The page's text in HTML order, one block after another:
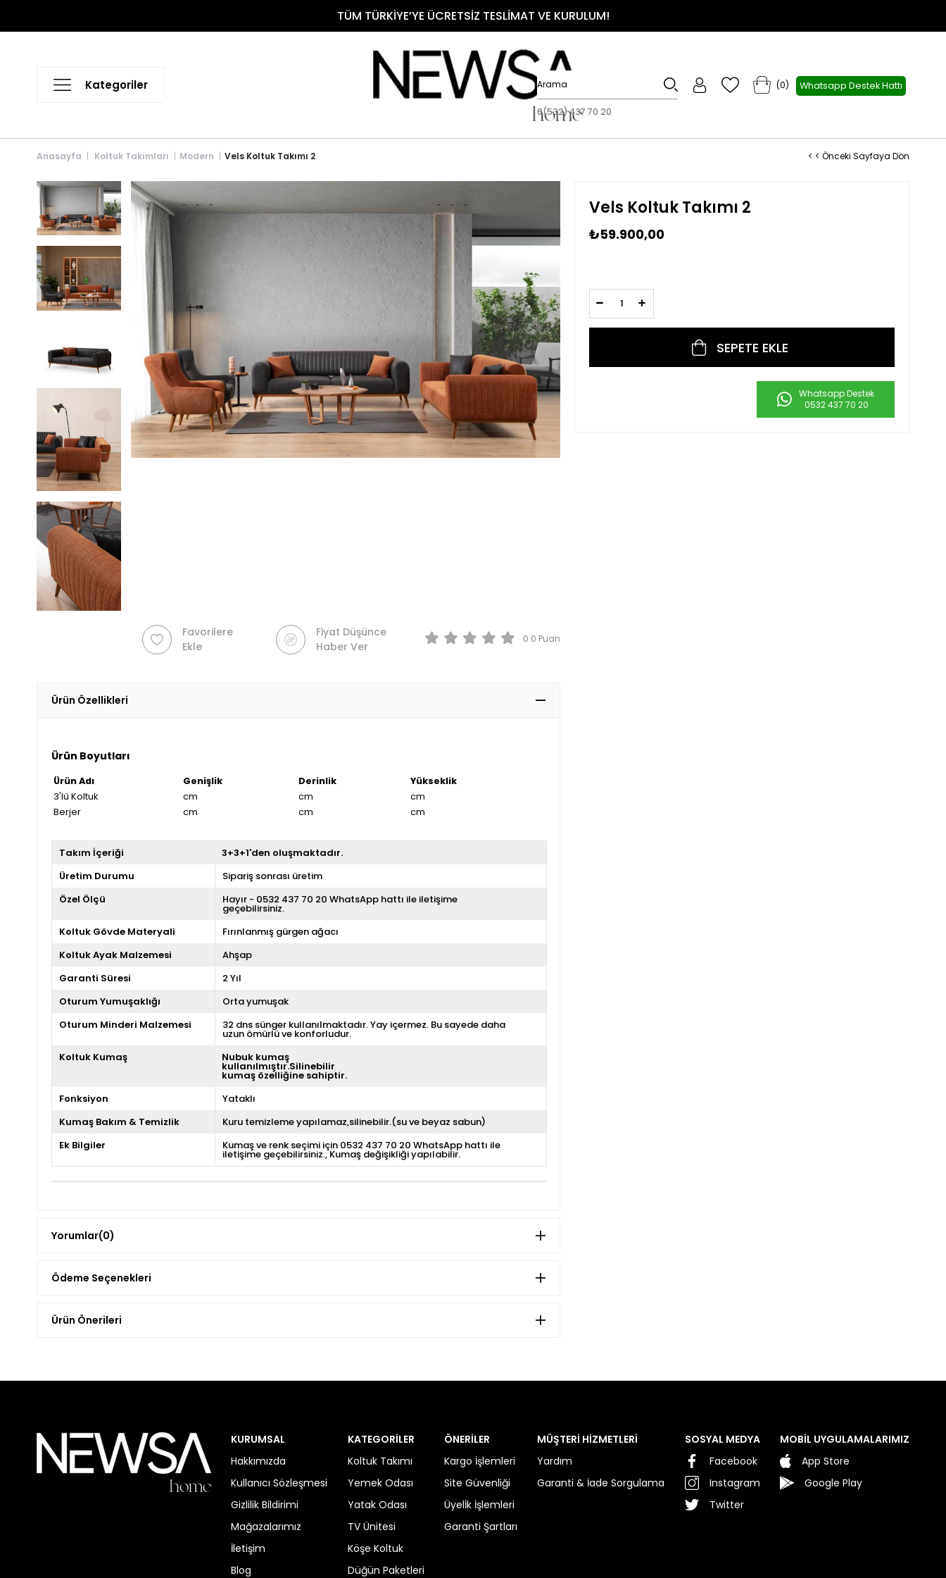
TÜM TÜRKİYE’YE ÜCRETSİZ TESLİMAT VE KURULUM!
0(532) 437 70 20
Whatsapp Destek Hattı
0
Anasayfa Koltuk Takımları Modern Vels Koltuk Takımı 2 < < Önceki Sayfaya Dön
Favorilere
Ekle
Fiyat Düşünce
Haber Ver
0.0
Ürün Özellikleri
Ürün Boyutları
Ürün Adı Genişlik Derinlik
Yükseklik
3'lü Koltuk
cm cm
cm
Berjer
cm cm cm
Takım İçeriği
3+3+1'den oluşmaktadır.
Üretim Durumu
Sipariş sonrası üretim
Özel Ölçü
Hayır - 0532 437 70 20 WhatsApp hattı ile iletişime
geçebilirsiniz.
Koltuk Gövde Materyali
Fırınlanmış gürgen ağacı
Koltuk Ayak Malzemesi
Ahşap
Garanti Süresi
2 Yıl
Oturum Yumuşaklığı
Orta yumuşak
Oturum Minderi Malzemesi
32 dns sünger kullanılmaktadır. Yay içermez. Bu sayede daha
uzun ömürlü ve konforludur.
Koltuk Kumaş
Nubuk kumaş
kullanılmıştır.Silinebilir
kumaş özelliğine sahiptir.
Fonksiyon
Yataklı
Kumaş Bakım & Temizlik
Kuru temizleme yapılamaz,silinebilir.(su ve beyaz sabun)
Ek Bilgiler
Kumaş ve renk seçimi için 0532 437 70 20 WhatsApp hattı ile
iletişime geçebilirsiniz. Kumaş değişikliği yapılabilir.
Yorumlar(0)
Ödeme Seçenekleri
Ürün Önerileri
Vels Koltuk Takımı 2
₺59.900,00
Whatsapp Destek
0532 437 70 20
KURUMSAL
Hakkımızda
Kullanıcı Sözleşmesi
Gizlilik Bildirimi
Mağazalarımız
İletişim
Blog
KATEGORİLER
Koltuk Takımı
Yemek Odası
Yatak Odası
TV Ünitesi
Köşe Koltuk
Düğün Paketleri
ÖNERİLER
Kargo İşlemleri
Site Güvenliği
Üyelİk İşlemleri
Garanti Şartları
MÜŞTERİ HİZMETLERİ
Yardım
Garanti & İade Sorgulama
SOSYAL MEDYA
Facebook
Instagram
Twitter
MOBİL UYGULAMALARIMIZ
App Store
Google Play